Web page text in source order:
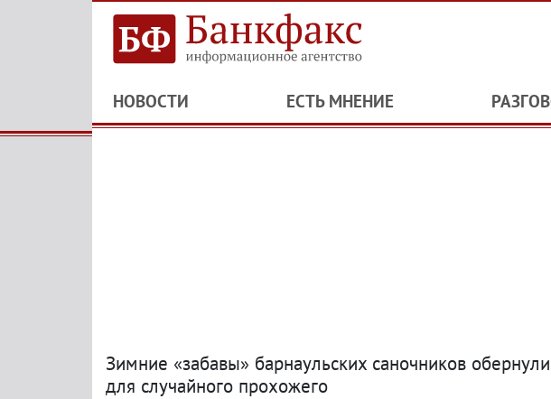
НОВОСТИ ЕСТЬ МНЕНИЕ
Зимние «забавы» барнаульских саночников
для случайного прохожего